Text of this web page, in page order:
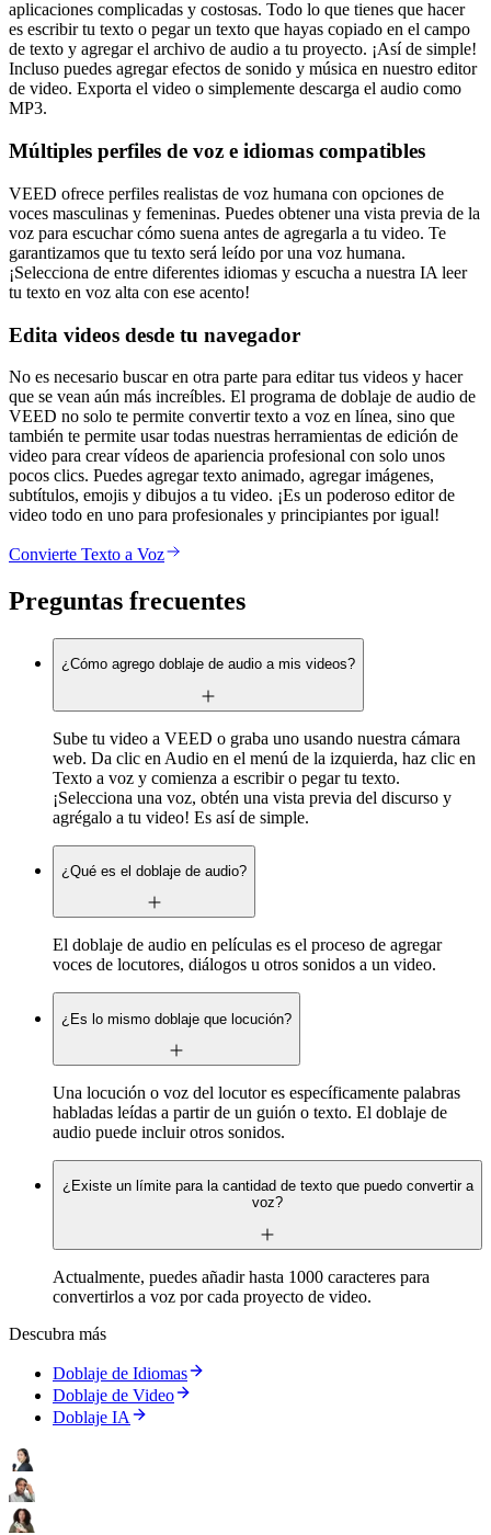
aplicaciones complicadas y costosas. Todo lo que tienes que hacer
es escribir tu texto o pegar un texto que hayas copiado en el campo
de texto y agregar el archivo de audio a tu proyecto. ¡Así de simple!
Incluso puedes agregar efectos de sonido y música en nuestro editor
de video. Exporta el video o simplemente descarga el audio como
MP3.
Múltiples perfiles de voz e idiomas compatibles
VEED ofrece perfiles realistas de voz humana con opciones de
voces masculinas y femeninas. Puedes obtener una vista previa de la
voz para escuchar cómo suena antes de agregarla a tu video. Te
garantizamos que tu texto será leído por una voz humana.
¡Selecciona de entre diferentes idiomas y escucha a nuestra IA leer
tu texto en voz alta con ese acento!
Edita videos desde tu navegador
No es necesario buscar en otra parte para editar tus videos y hacer
que se vean aún más increíbles. El programa de doblaje de audio de
VEED no solo te permite convertir texto a voz en línea, sino que
también te permite usar todas nuestras herramientas de edición de
video para crear vídeos de apariencia profesional con solo unos
pocos clics. Puedes agregar texto animado, agregar imágenes,
subtítulos, emojis y dibujos a tu video. ¡Es un poderoso editor de
video todo en uno para profesionales y principiantes por igual!
Convierte Texto a Voz
Preguntas frecuentes
¿Cómo agrego doblaje de audio a mis videos?
Sube tu video a VEED o graba uno usando nuestra cámara
web. Da clic en Audio en el menú de la izquierda, haz clic en
Texto a voz y comienza a escribir o pegar tu texto.
¡Selecciona una voz, obtén una vista previa del discurso y
agrégalo a tu video! Es así de simple.
¿Qué es el doblaje de audio?
El doblaje de audio en películas es el proceso de agregar
voces de locutores, diálogos u otros sonidos a un video.
¿Es lo mismo doblaje que locución?
Una locución o voz del locutor es específicamente palabras
habladas leídas a partir de un guión o texto. El doblaje de
audio puede incluir otros sonidos.
¿Existe un límite para la cantidad de texto que puedo convertir a
voz?
Actualmente, puedes añadir hasta 1000 caracteres para
convertirlos a voz por cada proyecto de video.
Descubra más
Doblaje de Idiomas
Doblaje de Video
Doblaje IA